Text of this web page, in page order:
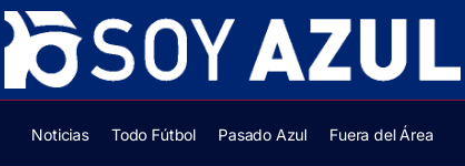
Noticias Todo Fútbol Pasado Azul Fuera del Área